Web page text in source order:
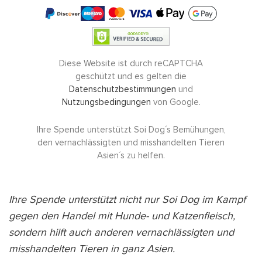
(€5 /month minimum)
SPENDE JETZT
Diese Website ist durch reCAPTCHA
geschützt und es gelten die
Datenschutzbestimmungen und
Nutzungsbedingungen von Google.
Ihre Spende unterstützt Soi Dog´s Bemühungen,
den vernachlässigten und misshandelten Tieren
Asien´s zu helfen.
Ihre Spende unterstützt nicht nur Soi Dog im Kampf
gegen den Handel mit Hunde- und Katzenfleisch,
sondern hilft auch anderen vernachlässigten und
misshandelten Tieren in ganz Asien.